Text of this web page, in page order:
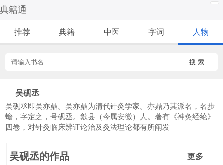
典籍通
推荐 典籍 中医 字词 人物
搜 索
吴砚丞
吴砚丞即吴亦鼎。吴亦鼎为清代针灸学家。亦鼎乃其派名，名步
蟾，字定之，号砚丞。歙县（今属安徽）人。著有《神灸经纶》
四卷，对针灸临床辨证论治及灸法理论都有所阐发
吴砚丞的作品 更多